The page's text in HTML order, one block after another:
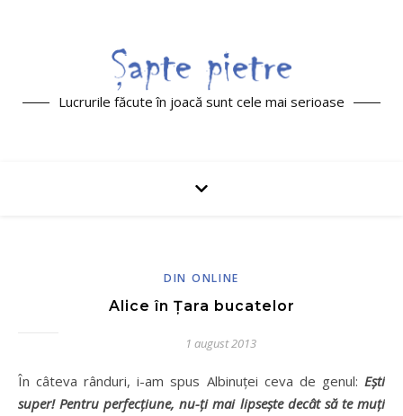
Lucrurile făcute în joacă sunt cele mai serioase
DIN ONLINE
Alice în Ţara bucatelor
1 august 2013
În câteva rânduri, i-am spus Albinuţei ceva de genul: Eşti
super! Pentru perfecţiune, nu-ţi mai lipseşte decât să te muţi